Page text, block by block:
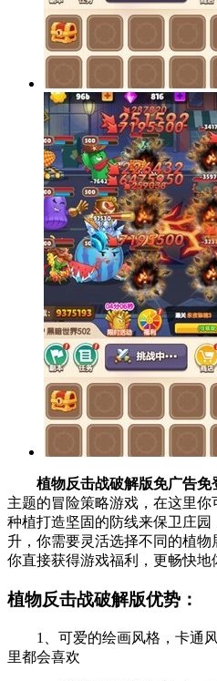
植物反击战破解版免广告免
主题的冒险策略游戏，在这里
种植打造坚固的防线来保卫庄
升，你需要灵活选择不同的植
你直接获得游戏福利，更畅快地
植物反击战破解版优势：
1、可爱的绘画风格，卡通风
里都会喜欢